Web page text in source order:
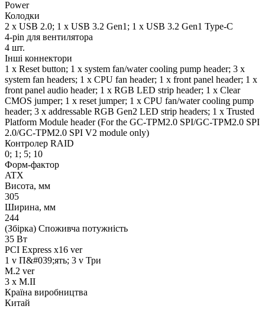
Power
Колодки
2 x USB 2.0; 1 x USB 3.2 Gen1; 1 x USB 3.2 Gen1 Type-C
4-pin для вентилятора
4 шт.
Інші коннектори
1 x Reset button; 1 x system fan/water cooling pump header; 3 x
system fan headers; 1 x CPU fan header; 1 x front panel header; 1 x
front panel audio header; 1 x RGB LED strip header; 1 x Clear
CMOS jumper; 1 x reset jumper; 1 x CPU fan/water cooling pump
header; 3 x addressable RGB Gen2 LED strip headers; 1 x Trusted
Platform Module header (For the GC-TPM2.0 SPI/GC-TPM2.0 SPI
2.0/GC-TPM2.0 SPI V2 module only)
Контролер RAID
0; 1; 5; 10
Форм-фактор
ATX
Висота, мм
305
Ширина, мм
244
(Збірка) Споживча потужність
35 Вт
PCI Express x16 ver
1 v П&#039;ять; 3 v Три
M.2 ver
3 x M.II
Країна виробництва
Китай